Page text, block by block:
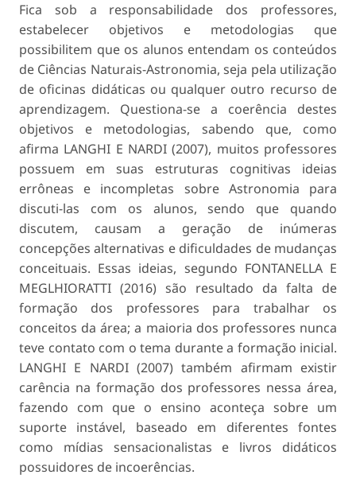
Fica sob a responsabilidade dos professores,
estabelecer objetivos e metodologias que
possibilitem que os alunos entendam os conteúdos
de Ciências Naturais-Astronomia, seja pela utilização
de oficinas didáticas ou qualquer outro recurso de
aprendizagem. Questiona-se a coerência destes
objetivos e metodologias, sabendo que, como
afirma LANGHI E NARDI (2007), muitos professores
possuem em suas estruturas cognitivas ideias
errôneas e incompletas sobre Astronomia para
discuti-las com os alunos, sendo que quando
discutem, causam a geração de inúmeras
concepções alternativas e dificuldades de mudanças
conceituais. Essas ideias, segundo FONTANELLA E
MEGLHIORATTI (2016) são resultado da falta de
formação dos professores para trabalhar os
conceitos da área; a maioria dos professores nunca
teve contato com o tema durante a formação inicial.
LANGHI E NARDI (2007) também afirmam existir
carência na formação dos professores nessa área,
fazendo com que o ensino aconteça sobre um
suporte instável, baseado em diferentes fontes
como mídias sensacionalistas e livros didáticos
possuidores de incoerências.